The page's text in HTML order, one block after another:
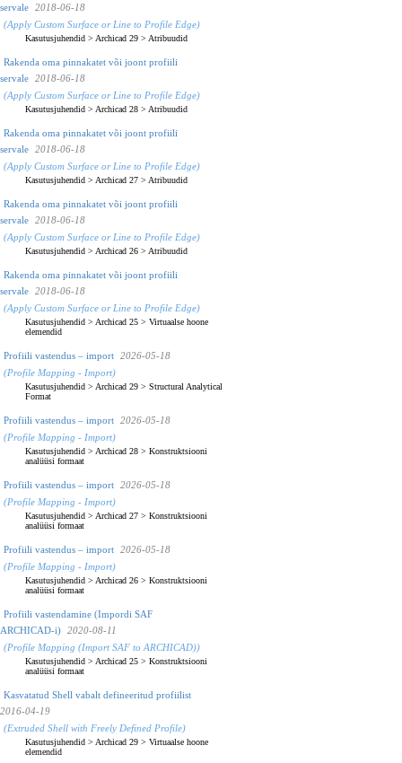
servale
2018-06-18
(Apply Custom Surface or Line to Profile Edge)
Kasutusjuhendid > Archicad 29 > Atribuudid
Rakenda oma pinnakatet või joont profiili
servale
2018-06-18
(Apply Custom Surface or Line to Profile Edge)
Kasutusjuhendid > Archicad 28 > Atribuudid
Rakenda oma pinnakatet või joont profiili
servale
2018-06-18
(Apply Custom Surface or Line to Profile Edge)
Kasutusjuhendid > Archicad 27 > Atribuudid
Rakenda oma pinnakatet või joont profiili
servale
2018-06-18
(Apply Custom Surface or Line to Profile Edge)
Kasutusjuhendid > Archicad 26 > Atribuudid
Rakenda oma pinnakatet või joont profiili
servale
2018-06-18
(Apply Custom Surface or Line to Profile Edge)
Kasutusjuhendid > Archicad 25 > Virtuaalse hoone
elemendid
Profiili vastendus – import
2026-05-18
(Profile Mapping - Import)
Kasutusjuhendid > Archicad 29 > Structural Analytical
Format
Profiili vastendus – import
2026-05-18
(Profile Mapping - Import)
Kasutusjuhendid > Archicad 28 > Konstruktsiooni
analüüsi formaat
Profiili vastendus – import
2026-05-18
(Profile Mapping - Import)
Kasutusjuhendid > Archicad 27 > Konstruktsiooni
analüüsi formaat
Profiili vastendus – import
2026-05-18
(Profile Mapping - Import)
Kasutusjuhendid > Archicad 26 > Konstruktsiooni
analüüsi formaat
Profiili vastendamine (Impordi SAF
ARCHICAD-i)
2020-08-11
(Profile Mapping (Import SAF to ARCHICAD))
Kasutusjuhendid > Archicad 25 > Konstruktsiooni
analüüsi formaat
Kasvatatud Shell vabalt defineeritud profiilist
2016-04-19
(Extruded Shell with Freely Defined Profile)
Kasutusjuhendid > Archicad 29 > Virtuaalse hoone
elemendid